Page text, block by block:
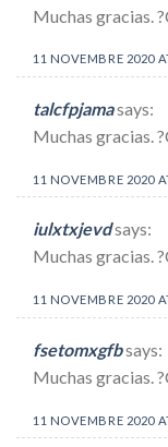
Muchas gracias.
11 NOVEMBRE 2020
talcfpjamasays:
Muchas gracias.
11 NOVEMBRE 2020
iulxtxjevdsays:
Muchas gracias.
11 NOVEMBRE 2020
fsetomxgfbsays:
Muchas gracias.
11 NOVEMBRE 2020